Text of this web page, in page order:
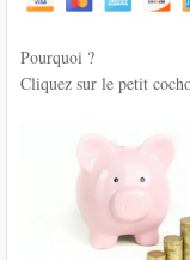
Pourquoi ?
Cliquez sur le petit